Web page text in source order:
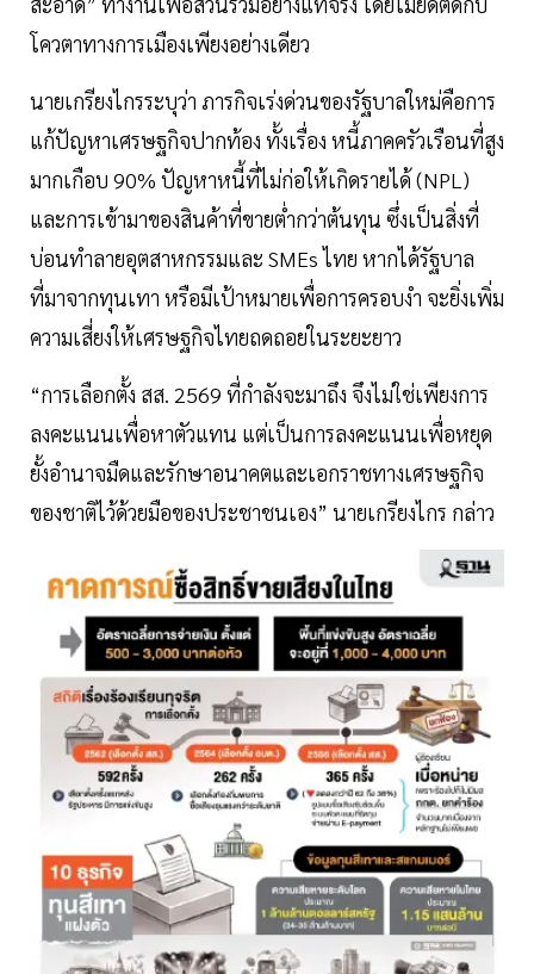
โควตาทางการเมืองเพียงอย่างเดียว
นายเกรียงไกรระบุว่า ภารกิจเร่งด่วนของรัฐบาลใหม่คือการ
แก้ปัญหาเศรษฐกิจปากท้อง ทั้งเรื่อง หนี้ภาคครัวเรือนที่สูง
มากเกือบ 90% ปัญหาหนี้ที่ไม่ก่อให้เกิดรายได้ (NPL)
และการเข้ามาของสินค้าที่ขายต่ำกว่าต้นทุน ซึ่งเป็นสิ่งที่
บ่อนทำลายอุตสาหกรรมและ SMEs ไทย หากได้รัฐบาล
ที่มาจากทุนเทา หรือมีเป้าหมายเพื่อการครอบงำ จะยิ่งเพิ่ม
ความเสี่ยงให้เศรษฐกิจไทยถดถอยในระยะยาว
“การเลือกตั้ง สส. 2569 ที่กำลังจะมาถึง จึงไม่ใช่เพียงการ
ลงคะแนนเพื่อหาตัวแทน แต่เป็นการลงคะแนนเพื่อหยุด
ยั้งอำนาจมืดและรักษาอนาคตและเอกราชทางเศรษฐกิจ
ของชาติไว้ด้วยมือของประชาชนเอง” นายเกรียงไกร กล่าว